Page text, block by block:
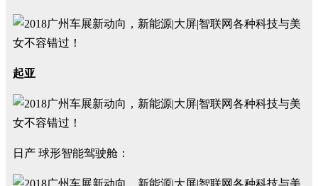
起亚
日产 球形智能驾驶舱：